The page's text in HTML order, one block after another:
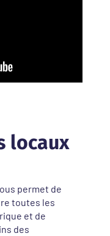
locaux
permet de
toutes les
et de
des